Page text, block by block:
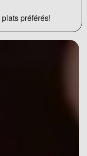
préférés!